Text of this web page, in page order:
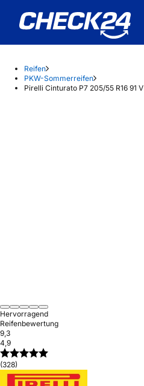
Reifen
PKW-Sommerreifen
Pirelli Cinturato P7 205/55 R16 91 V
Hervorragend
Reifenbewertung
9,3
4,9
(328)